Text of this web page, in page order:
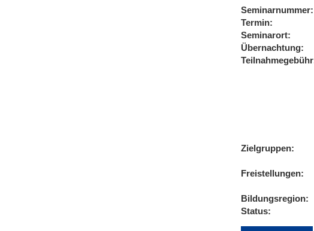
Seminarnummer
Termin
Seminarort
Übernachtung
Teilnahmegebühr
Zielgruppen
Freistellungen
Bildungsregion
Status